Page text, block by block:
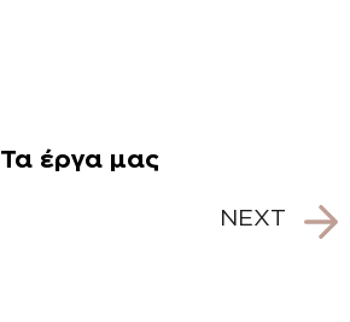
Τα έργα μας
NEXT